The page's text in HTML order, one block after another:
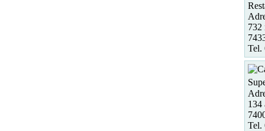
732
Tel.
134
Tel.